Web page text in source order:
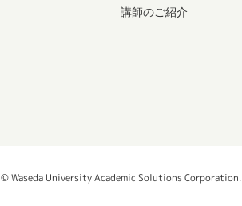
講師のご紹介
© Waseda University Academic Solutions Corporation.